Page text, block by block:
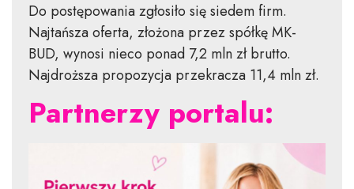
Do postępowania zgłosiło się siedem firm.
Najtańsza oferta, złożona przez spółkę MK-
BUD, wynosi nieco ponad 7,2 mln zł brutto.
Najdroższa propozycja przekracza 11,4 mln zł.
Partnerzy portalu: